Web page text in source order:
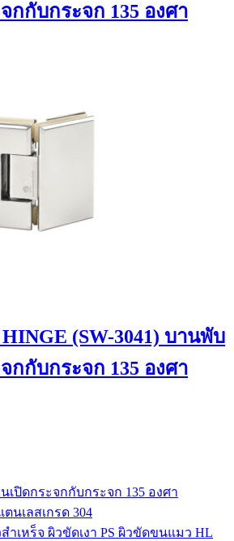
กกับกระจก 135 องศา
(SW-3041) บานพับ
กกับกระจก 135 องศา
เปิดกระจกกับกระจก 135 องศา
นเลสเกรด 304
ำเหร็จ ผิวขัดเงา PS ผิวขัดขนแมว HL